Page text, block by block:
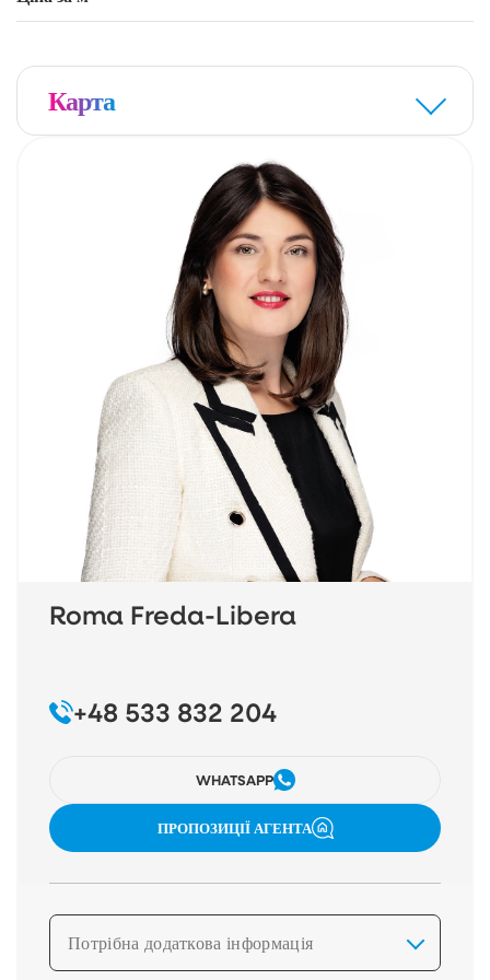
–klimatyzacjaw standardzie! (tylko na tym piętrze)
–ogrzewanie podłogowew mieszkaniu
– pomieszczenie warsztatowe dla rowerów w
zabytkowej kamienicy na terenie osiedla
sprzedający wystawia fv-zakup bez PCC
Zapraszamy na Prezentację!
Карта
Roma Freda-Libera
+48 533 832 204
WHATSAPP
ПРОПОЗИЦІЇ АГЕНТА
Потрібна додаткова інформація